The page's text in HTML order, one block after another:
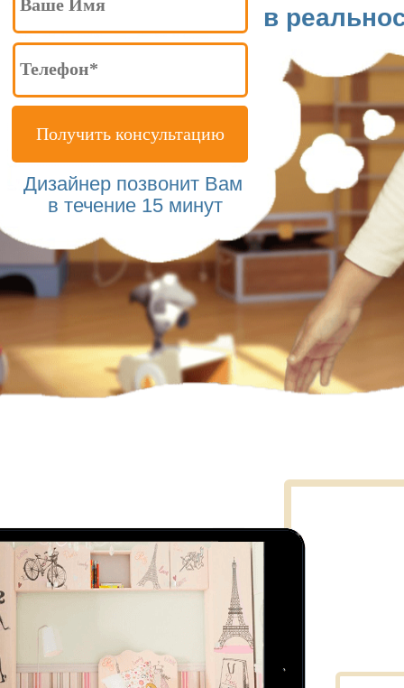
в
Дизайнер позвонитВам
в течение 15 минут
Получить консультацию